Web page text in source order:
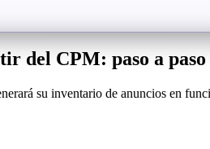
del CPM: paso a paso
su inventario de anuncios en